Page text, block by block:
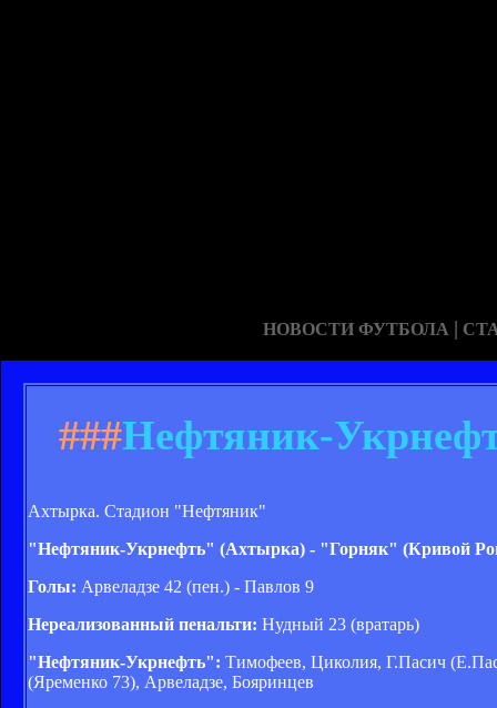
НОВОСТИ ФУТБОЛА |
###Нефтяник-
Ахтырка. Стадион "Нефтяник"
"Нефтяник-Укрнефть" (Ахтырка) - "Горняк" (Кривой
Голы: Арвеладзе 42 (пен.) - Павлов 9
Нереализованный пенальти: Нудный 23 (вратарь)
"Нефтяник-Укрнефть": Тимофеев, Циколия, Г.Пасич
(Яременко 73), Арвеладзе, Бояринцев